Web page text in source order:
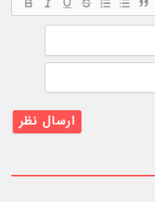
نام
ایمیل